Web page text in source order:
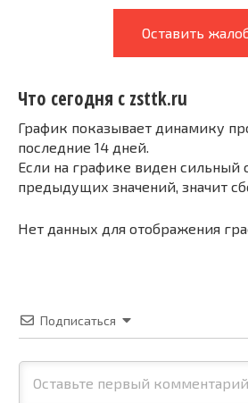
Оставить
Что сегодня с zsttk.ru
График показывает динамику
последние 14 дней.
Если на графике виден сильный
предыдущих значений, значит
Нет данных для отображения
Подписаться